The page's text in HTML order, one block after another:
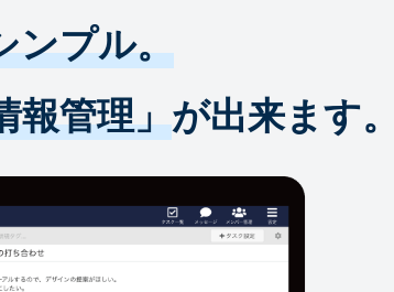
ンプル。
報管理」が出来ます。